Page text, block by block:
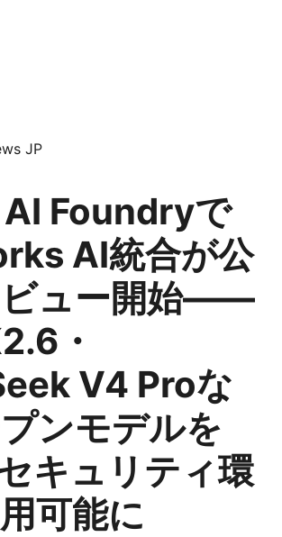
JP
Foundryで
AI統合が公
ビュー開始——
・
V4 Proな
ンモデルを
キュリティ環
可能に